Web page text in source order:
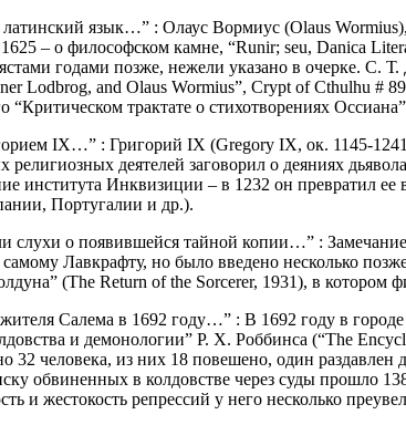
язык…” : Олаус Вормиус (Olaus
– о философском камне, “Runir; seu, Danica
годами позже, нежели указано в очерке. С.
Lodbrog, and Olaus Wormius”, Crypt of Cthulhu
трактате о стихотворениях
IX…” : Григорий IX (Gregory IX, ок. 1145-
религиозных деятелей заговорил о деяниях
института Инквизиции – в 1232 он превратил
Португалии и др.).
слухи о появившейся тайной копии…” :
самому Лавкрафту, но было введено несколько
(The Return of the Sorcerer, 1931), в
Салема в 1692 году…” : В 1692 году в
и демонологии” Р. Х. Роббинса (“The
32 человека, из них 18 повешено, один
обвиненных в колдовстве через суды
и жестокость репрессий у него несколько